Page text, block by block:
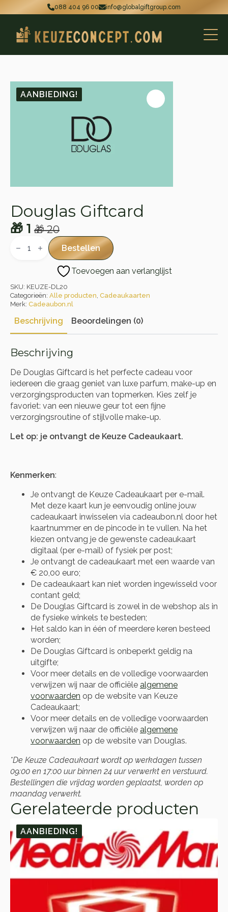
088 404 96 00 info@globalgiftgroup.com
AANBIEDING!
Douglas Giftcard
🎁20
Oorspronkelijke
prijs
🎁 20.
🎁 1
Huidige
prijs
🎁 1.
Giftcard
Bestellen
Toevoegen aan verlanglijst
SKU: KEUZE-DL20
Categorieën: Alle producten, Cadeaukaarten
Merk: Cadeaubon.nl
Beschrijving Beoordelingen (0)
Beschrijving
De Douglas Giftcard is het perfecte cadeau voor
iedereen die graag geniet van luxe parfum, make-up en
verzorgingsproducten van topmerken. Kies zelf je
favoriet: van een nieuwe geur tot een fijne
verzorgingsroutine of stijlvolle make-up.
Let op: je ontvangt de Keuze Cadeaukaart.
Kenmerken:
Je ontvangt de Keuze Cadeaukaart per e-mail.
Met deze kaart kun je eenvoudig online jouw
cadeaukaart inwisselen via cadeaubon.nl door het
kaartnummer en de pincode in te vullen. Na het
kiezen ontvang je de gewenste cadeaukaart
digitaal (per e-mail) of fysiek per post;
Je ontvangt de cadeaukaart met een waarde van
€ 20,00 euro;
De cadeaukaart kan niet worden ingewisseld voor
contant geld;
De Douglas Giftcard is zowel in de webshop als in
de fysieke winkels te besteden;
Het saldo kan in één of meerdere keren besteed
worden;
De Douglas Giftcard is onbeperkt geldig na
uitgifte;
Voor meer details en de volledige voorwaarden
verwijzen wij naar de officiële algemene
voorwaarden op de website van Keuze
Cadeaukaart;
Voor meer details en de volledige voorwaarden
verwijzen wij naar de officiële algemene
voorwaarden op de website van Douglas.
*De Keuze Cadeaukaart wordt op werkdagen tussen
09:00 en 17:00 uur binnen 24 uur verwerkt en verstuurd.
Bestellingen die vrijdag worden geplaatst, worden op
maandag verwerkt.
Gerelateerde producten
AANBIEDING!